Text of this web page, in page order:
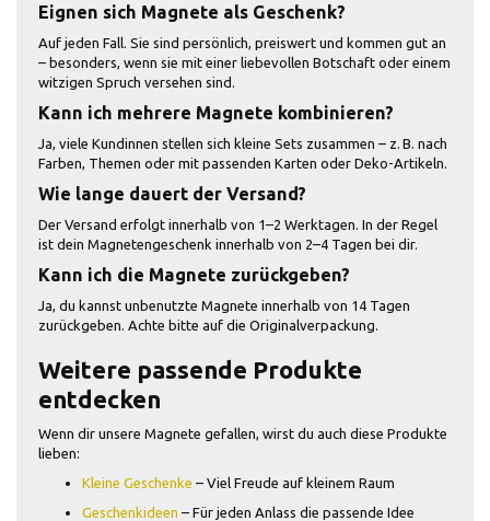
Eignen sich Magnete als Geschenk?
Auf jeden Fall. Sie sind persönlich, preiswert und kommen gut an
– besonders, wenn sie mit einer liebevollen Botschaft oder einem
witzigen Spruch versehen sind.
Kann ich mehrere Magnete kombinieren?
Ja, viele Kundinnen stellen sich kleine Sets zusammen – z. B. nach
Farben, Themen oder mit passenden Karten oder Deko-Artikeln.
Wie lange dauert der Versand?
Der Versand erfolgt innerhalb von 1–2 Werktagen. In der Regel
ist dein Magnetengeschenk innerhalb von 2–4 Tagen bei dir.
Kann ich die Magnete zurückgeben?
Ja, du kannst unbenutzte Magnete innerhalb von 14 Tagen
zurückgeben. Achte bitte auf die Originalverpackung.
Weitere passende Produkte
entdecken
Wenn dir unsere Magnete gefallen, wirst du auch diese Produkte
lieben:
Kleine Geschenke – Viel Freude auf kleinem Raum
Geschenkideen – Für jeden Anlass die passende Idee